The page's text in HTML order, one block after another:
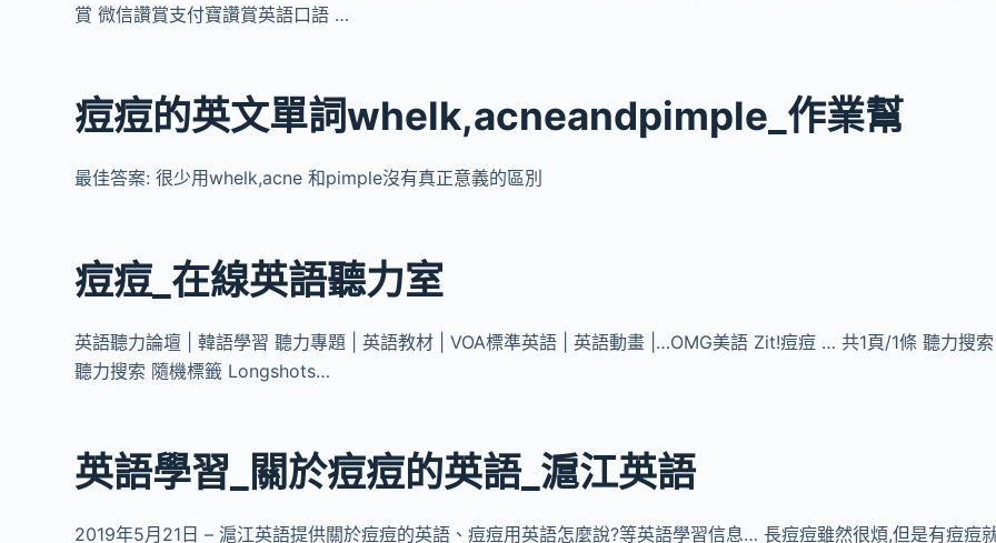
賞 微信讚賞支付寶讚賞英語口語 …
痘痘的英文單詞whelk,acneandpimple_作業幫
最佳答案: 很少用whelk,acne 和pimple沒有真正意義的區別
痘痘_在線英語聽力室
英語聽力論壇 | 韓語學習 聽力專題 | 英語教材 | VOA標準英語 | 英語動畫 |…OMG美語 Zit!痘痘 … 共1頁/1條 聽力搜索
聽力搜索 隨機標籤 Longshots…
英語學習_關於痘痘的英語_滬江英語
2019年5月21日 – 滬江英語提供關於痘痘的英語、痘痘用英語怎麼說?等英語學習信息… 長痘痘雖然很煩,但是有痘痘